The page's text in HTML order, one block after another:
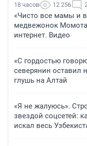
18 часов 12 256
«Чисто все мамы и
медвежонок
интернет. Видео
«С гордостью
северянин оставил
глушь на Алтай
«Я не жалуюсь».
звездой соцсетей:
искал весь